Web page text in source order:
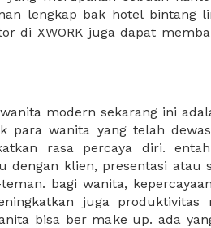
lengkap bak hotel bintang
di XWORK juga dapat
modern sekarang ini
para wanita yang telah
rasa percaya diri.
dengan klien, presentasi atau
bagi wanita,
juga produktivitas
bisa ber make up. ada
bantuan untuk konsultasi
itu, banyak sekali
kulit dan make up
jam untuk membantu
up. jadi kapan anda
class? membutuhkan